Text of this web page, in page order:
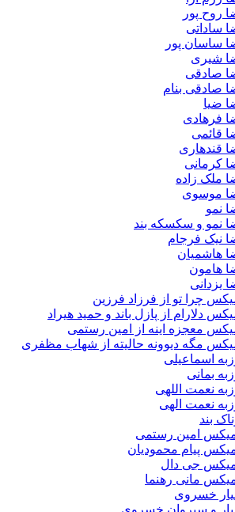
پور
بند
از فرزاد فرزین
از پازل باند و حمید هیراد
اینه از امین رستمی
دیوونه حالیته از شهاب مظفری
اللهی
الهی
رستمی
محمودیان
دال
رهنما